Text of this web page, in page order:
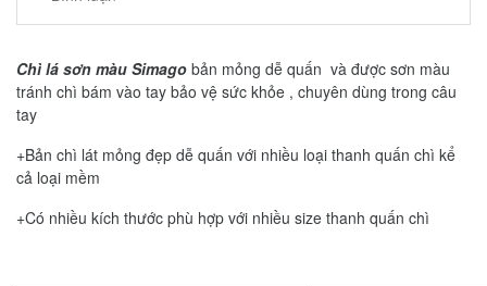
Chì lá sơn màu Simago bản mỏng dễ quấn và được sơn màu
tránh chì bám vào tay bảo vệ sức khỏe , chuyên dùng trong câu
tay
+Bản chì lát mỏng đẹp dễ quấn với nhiều loại thanh quấn chì kể
cả loại mềm
+Có nhiều kích thước phù hợp với nhiều size thanh quấn chì